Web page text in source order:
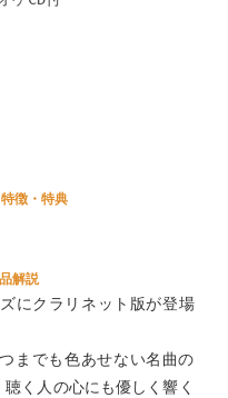
徴・特典
解説
にクラリネット版が登場
までも色あせない名曲の
く人の心にも優しく響く